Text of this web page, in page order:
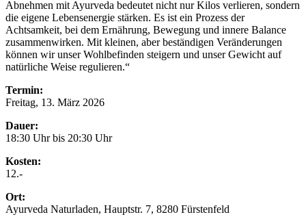
Abnehmen mit Ayurveda bedeutet nicht nur Kilos verlieren, sondern
die eigene Lebensenergie stärken. Es ist ein Prozess der
Achtsamkeit, bei dem Ernährung, Bewegung und innere Balance
zusammenwirken. Mit kleinen, aber beständigen Veränderungen
können wir unser Wohlbefinden steigern und unser Gewicht auf
natürliche Weise regulieren.“
Termin:
Freitag, 13. März 2026
Dauer:
18:30 Uhr bis 20:30 Uhr
Kosten:
12.-
Ort:
Ayurveda Naturladen, Hauptstr. 7, 8280 Fürstenfeld